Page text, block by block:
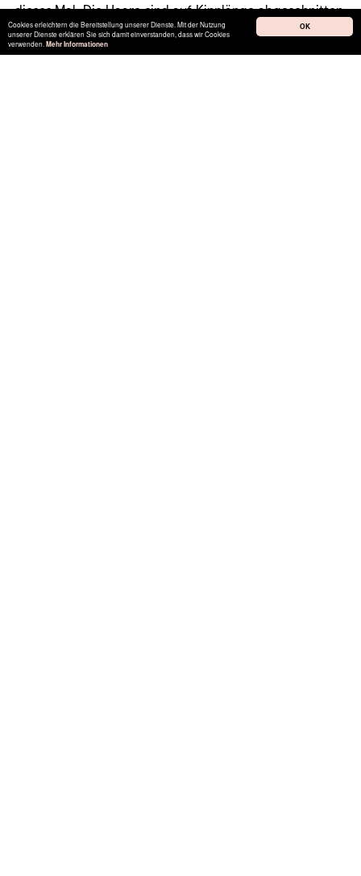
OK
Cookies erleichtern die Bereitstellung unserer Dienste. Mit der Nutzung
unserer Dienste erklären Sie sich damit einverstanden, dass wir Cookies
verwenden.Mehr Informationen
dieses Mal. Die Haare sind auf Kinnlänge abgeschnitten,
der Rot-Stich in den Haaren ausmattiert und ich habe –
nachdem ich ein, zwei Male auf dem neuen Look